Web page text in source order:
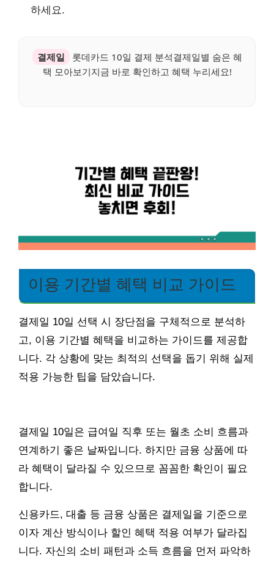
하세요.
결제일
롯데카드 10일 결제 분석결제일별 숨은 혜
택 모아보기지금 바로 확인하고 혜택 누리세요!
이용 기간별 혜택 비교 가이드
결제일 10일 선택 시 장단점을 구체적으로 분석하
고, 이용 기간별 혜택을 비교하는 가이드를 제공합
니다. 각 상황에 맞는 최적의 선택을 돕기 위해 실제
적용 가능한 팁을 담았습니다.
결제일 10일은 급여일 직후 또는 월초 소비 흐름과
연계하기 좋은 날짜입니다. 하지만 금융 상품에 따
라 혜택이 달라질 수 있으므로 꼼꼼한 확인이 필요
합니다.
신용카드, 대출 등 금융 상품은 결제일을 기준으로
이자 계산 방식이나 할인 혜택 적용 여부가 달라집
니다. 자신의 소비 패턴과 소득 흐름을 먼저 파악하